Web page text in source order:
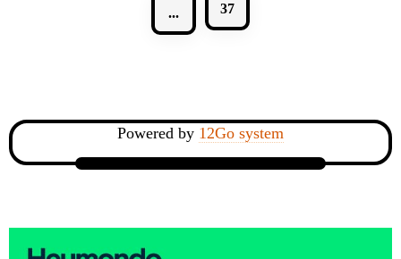
... 37
Powered by 12Go system